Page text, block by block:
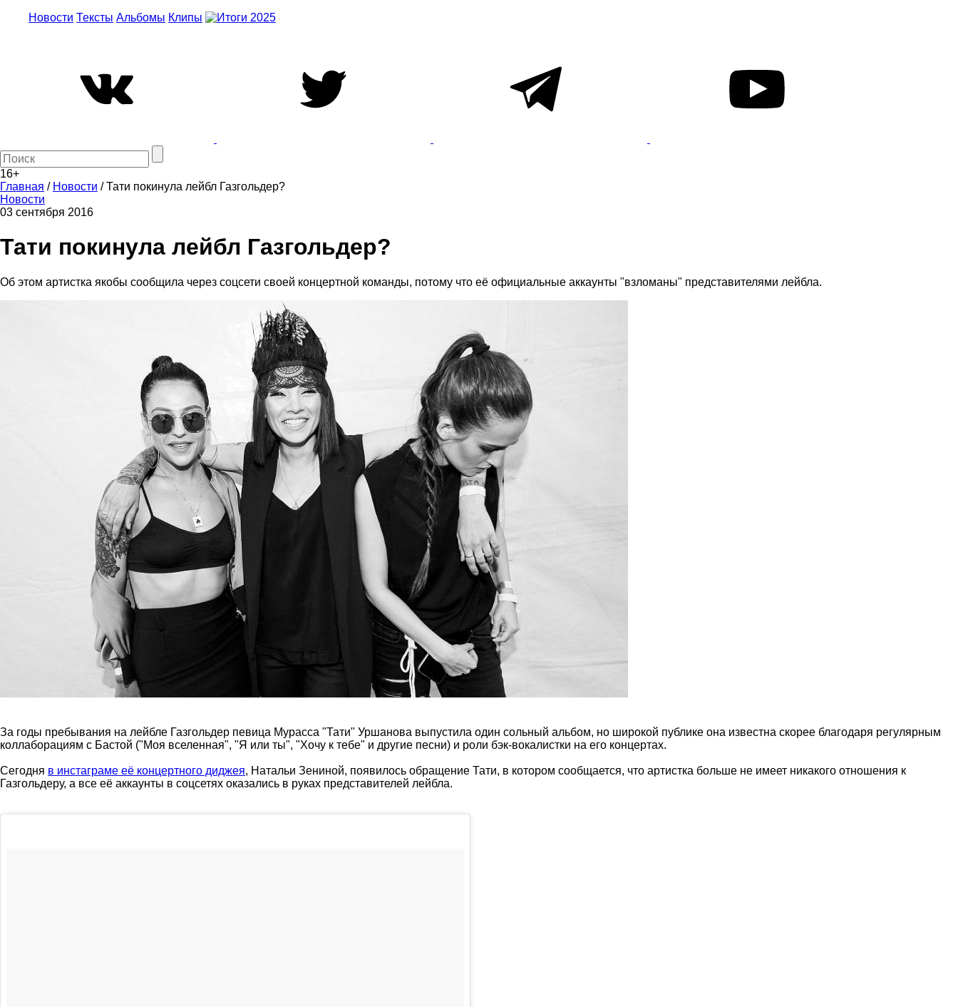
Новости Тексты Альбомы Клипы
16+
Главная / Новости /Тати покинула лейбл Газгольдер?
Новости
03 сентября 2016
Тати покинула лейбл Газгольдер?
Об этом артистка якобы сообщила через соцсети своей концертной команды, потому что её официальные аккаунты "взломаны" представителями лейбла.
За годы пребывания на лейбле Газгольдер певица Мурасса "Тати" Уршанова выпустила один сольный альбом, но широкой публике она известна скорее благодаря регулярным
коллаборациям с Бастой ("Моя вселенная", "Я или ты", "Хочу к тебе" и другие песни) и роли бэк-вокалистки на его концертах.
Сегодня в инстаграме её концертного диджея, Натальи Зениной, появилось обращение Тати, в котором сообщается, что артистка больше не имеет никакого отношения к
Газгольдеру, а все её аккаунты в соцсетях оказались в руках представителей лейбла.